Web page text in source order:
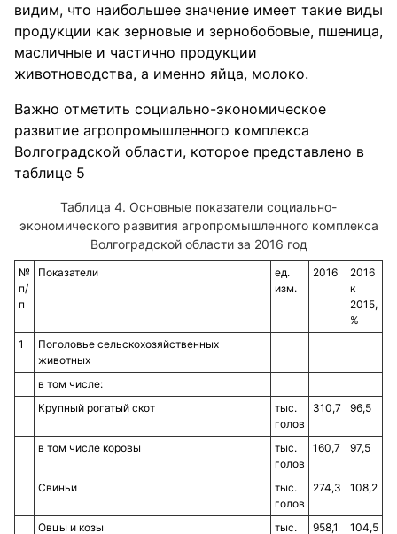
видим, что наибольшее значение имеет такие виды
продукции как зерновые и зернобобовые, пшеница,
масличные и частично продукции
животноводства, а именно яйца, молоко.
Важно отметить социально-экономическое
развитие агропромышленного комплекса
Волгоградской области, которое представлено в
таблице 5
Основные показатели социально-
экономического развития агропромышленного комплекса
Волгоградской области за 2016 год
№
п/
п
Показатели
ед.
изм.
2016
2016
к
2015,
%
1
Поголовье сельскохозяйственных
животных
в том числе:
Крупный рогатый скот
тыс.
голов
310,7 96,5
в том числе коровы
тыс.
голов
160,7 97,5
Свиньи
тыс.
голов
274,3 108,2
Овцы и козы тыс. 958,1 104,5